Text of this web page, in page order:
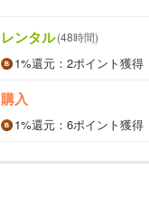
レンタル(48時間)
1%還元 ：2ポイント獲得
購入
1%還元 ：6ポイント獲得